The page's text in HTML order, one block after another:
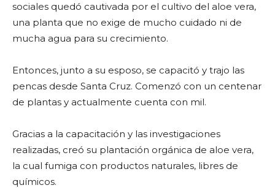
sociales quedó cautivada por el cultivo del aloe vera,
una planta que no exige de mucho cuidado ni de
mucha agua para su crecimiento.
Entonces, junto a su esposo, se capacitó y trajo las
pencas desde Santa Cruz. Comenzó con un centenar
de plantas y actualmente cuenta con mil.
Gracias a la capacitación y las investigaciones
realizadas, creó su plantación orgánica de aloe vera,
la cual fumiga con productos naturales, libres de
químicos.